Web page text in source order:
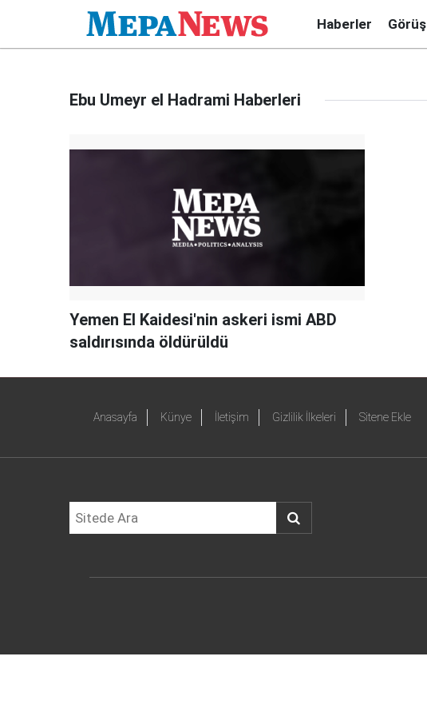
Haberler Görüş
Ebu Umeyr el Hadrami Haberleri
Yemen El Kaidesi'nin askeri ismi ABD
saldırısında öldürüldü
Anasayfa Künye İletişim Gizlilik İlkeleri Sitene Ekle